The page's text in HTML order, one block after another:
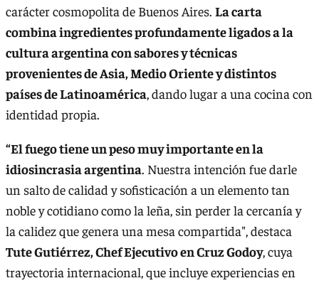
carácter cosmopolita de Buenos Aires. La carta
combina ingredientes profundamente ligados a la
cultura argentina con sabores y técnicas
provenientes de Asia, Medio Oriente y distintos
países de Latinoamérica, dando lugar a una cocina con
identidad propia.
“El fuego tiene un peso muy importante en la
idiosincrasia argentina. Nuestra intención fue darle
un salto de calidad y sofisticación a un elemento tan
noble y cotidiano como la leña, sin perder la cercanía y
la calidez que genera una mesa compartida", destaca
Tute Gutiérrez, Chef Ejecutivo en Cruz Godoy, cuya
trayectoria internacional, que incluye experiencias en